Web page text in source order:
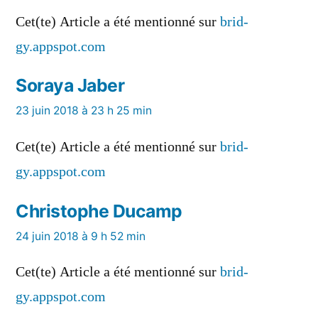
Cet(te) Article a été mentionné sur brid-
gy.appspot.com
Soraya Jabera
dit :
23 juin 2018 à 23 h 25 min
Cet(te) Article a été mentionné sur brid-
gy.appspot.com
Christophe Ducampa
24 juin 2018 à 9 h 52 min
Cet(te) Article a été mentionné sur brid-
gy.appspot.com